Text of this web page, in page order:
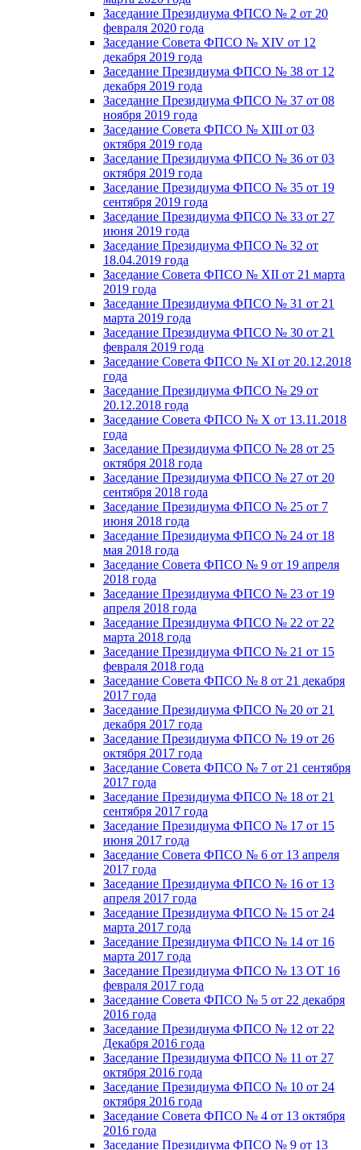
Заседание Президиума ФПСО № 2 от 20
февраля 2020 года
Заседание Совета ФПСО № XIV от 12
декабря 2019 года
Заседание Президиума ФПСО № 38 от 12
декабря 2019 года
Заседание Президиума ФПСО № 37 от 08
ноября 2019 года
Заседание Совета ФПСО № XIII от 03
октября 2019 года
Заседание Президиума ФПСО № 36 от 03
октября 2019 года
Заседание Президиума ФПСО № 35 от 19
сентября 2019 года
Заседание Президиума ФПСО № 33 от 27
июня 2019 года
Заседание Президиума ФПСО № 32 от
18.04.2019 года
Заседание Совета ФПСО № XII от 21 марта
2019 года
Заседание Президиума ФПСО № 31 от 21
марта 2019 года
Заседание Президиума ФПСО № 30 от 21
февраля 2019 года
Заседание Совета ФПСО № XI от 20.12.2018
года
Заседание Президиума ФПСО № 29 от
20.12.2018 года
Заседание Совета ФПСО № X от 13.11.2018
года
Заседание Президиума ФПСО № 28 от 25
октября 2018 года
Заседание Президиума ФПСО № 27 от 20
сентября 2018 года
Заседание Президиума ФПСО № 25 от 7
июня 2018 года
Заседание Президиума ФПСО № 24 от 18
мая 2018 года
Заседание Совета ФПСО № 9 от 19 апреля
2018 года
Заседание Президиума ФПСО № 23 от 19
апреля 2018 года
Заседание Президиума ФПСО № 22 от 22
марта 2018 года
Заседание Президиума ФПСО № 21 от 15
февраля 2018 года
Заседание Совета ФПСО № 8 от 21 декабря
2017 года
Заседание Президиума ФПСО № 20 от 21
декабря 2017 года
Заседание Президиума ФПСО № 19 от 26
октября 2017 года
Заседание Совета ФПСО № 7 от 21 сентября
2017 года
Заседание Президиума ФПСО № 18 от 21
сентября 2017 года
Заседание Президиума ФПСО № 17 от 15
июня 2017 года
Заседание Совета ФПСО № 6 от 13 апреля
2017 года
Заседание Президиума ФПСО № 16 от 13
апреля 2017 года
Заседание Президиума ФПСО № 15 от 24
марта 2017 года
Заседание Президиума ФПСО № 14 от 16
марта 2017 года
Заседание Президиума ФПСО № 13 ОТ 16
февраля 2017 года
Заседание Совета ФПСО № 5 от 22 декабря
2016 года
Заседание Президиума ФПСО № 12 от 22
Декабря 2016 года
Заседание Президиума ФПСО № 11 от 27
октября 2016 года
Заседание Президиума ФПСО № 10 от 24
октября 2016 года
Заседание Совета ФПСО № 4 от 13 октября
2016 года
Заседание Президиума ФПСО № 9 от 13